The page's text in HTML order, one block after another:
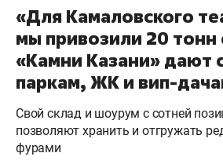
«Для Камаловского
мы привозили 20 тонн
«Камни Казани» дают
паркам, ЖК и вип-
Свой склад и шоурум с сотней
позволяют хранить и отгружать
фурами